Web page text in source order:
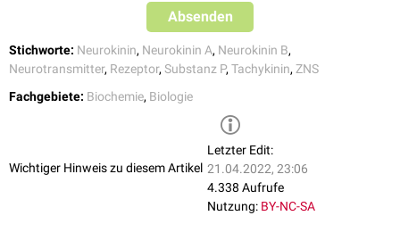
Absenden
Stichworte: Neurokinin, Neurokinin A, Neurokinin B,
Neurotransmitter, Rezeptor, Substanz P, Tachykinin, ZNS
Fachgebiete: Biochemie, Biologie
Wichtiger Hinweis zu diesem Artikel
Letzter Edit:
21.04.2022, 23:06
4.338 Aufrufe
Nutzung: BY-NC-SA